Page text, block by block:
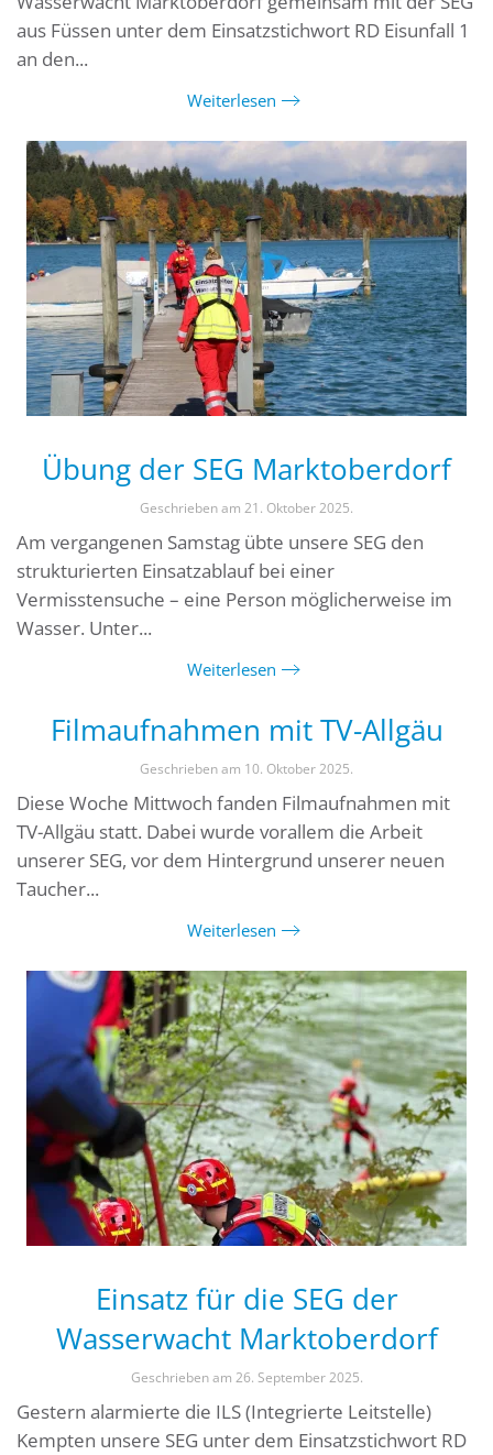
aus Füssen unter dem Einsatzstichwort RD Eisunfall 1
an den...
Weiterlesen
Übung der SEG Marktoberdorf
Geschrieben am 21. Oktober 2025.
Am vergangenen Samstag übte unsere SEG den
strukturierten Einsatzablauf bei einer
Vermisstensuche – eine Person möglicherweise im
Wasser. Unter...
Weiterlesen
Filmaufnahmen mit TV-Allgäu
Geschrieben am 10. Oktober 2025.
Diese Woche Mittwoch fanden Filmaufnahmen mit
TV-Allgäu statt. Dabei wurde vorallem die Arbeit
unserer SEG, vor dem Hintergrund unserer neuen
Taucher...
Weiterlesen
Einsatz für die SEG der
Wasserwacht Marktoberdorf
Geschrieben am 26. September 2025.
Gestern alarmierte die ILS (Integrierte Leitstelle)
Kempten unsere SEG unter dem Einsatzstichwort RD